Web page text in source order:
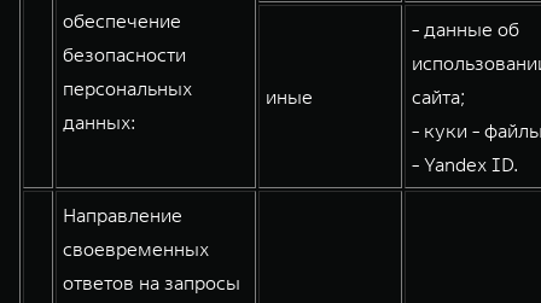
обеспечение
безопасности
персональных
данных:
иные
- данные об
сайта;
- куки -
- Yandex ID.
Направление
своевременных
ответов на запросы